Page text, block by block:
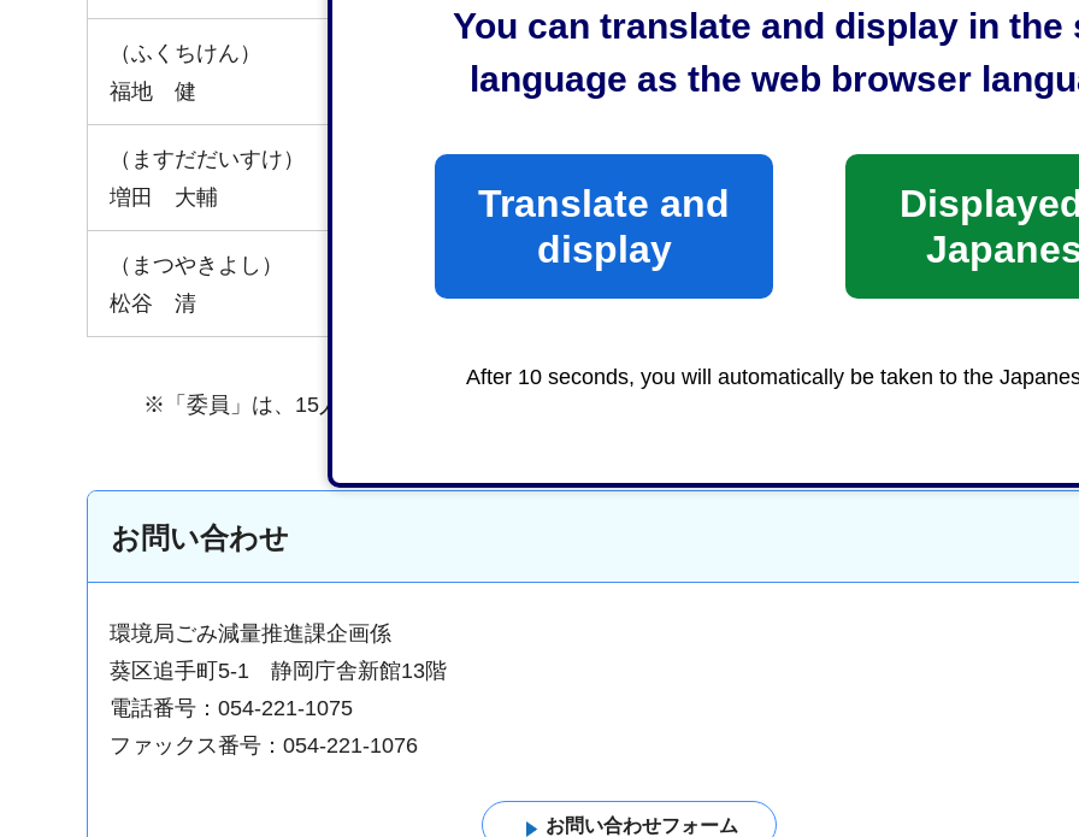
You can translate and display in the
language as the web browser
Translate and
display
After 10 seconds, you will automatically be taken to the
（ふくちけん）
福地 健
静岡市議会議員
（ますだだいすけ）
増田 大輔
（まつやきよし）
松谷 清
※「委員」は、15人（男性10、女性5）。女性の登用率は、33.3％。公募は、3人（男性1、女性2
お問い合わせ
環境局ごみ減量推進課企画係
葵区追手町5-1 静岡庁舎新館13階
電話番号：054-221-1075
ファックス番号：054-221-1076